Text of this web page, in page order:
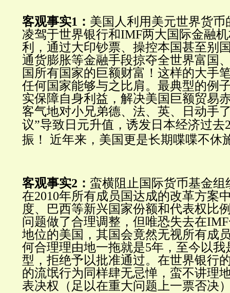
客观事实1： 美国人利用美元世界货
凌驾于世界银行和IMF两大国际金融
利，通过大印钞票、操控本国甚至别
通货膨胀等金融手段掠夺全世界富国
国所有国家的巨额财富！这样的大手
任何国家能够与之比肩。最典型的例
实保障自身利益，解决美国巨额贸易
客气地对小兄弟德、法、英、日动手
议”导致 日元升值 ，诱发日本经济过
振！ 近年来， 美国更是长期喋喋不休
客观事实2： 蛮横阻止国际货币基金
在2010年所有成员国达成的改革方案
度、巴西等新兴国家份额和代表权比
问题做了合理调整，但唯恐失去在
地位的美国，其国会竟然无视所有成
何合理理由地一拖就是5年，至今以
型，拒绝予以批准通过。在世界银行
的流氓行为同样肆无忌惮，蛮不讲理
表决权（足以在重大问题上一票否决